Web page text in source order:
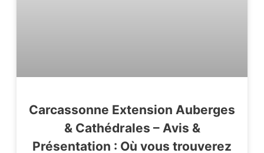
Carcassonne Extension Auberges
& Cathédrales – Avis &
Présentation : Où vous trouverez